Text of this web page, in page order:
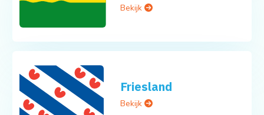
Bekijk
Friesland
Bekijk